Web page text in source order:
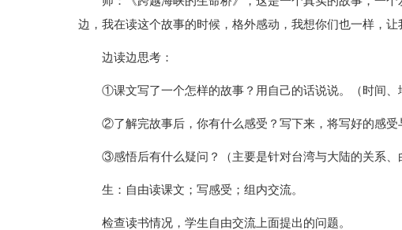
边，我在读这个故事的时候，格外感动，我想你们也一样，让
边读边思考：
①课文写了一个怎样的故事？用自己的话说说。（时间、
②了解完故事后，你有什么感受？写下来，将写好的感受
③感悟后有什么疑问？（主要是针对台湾与大陆的关系、
生：自由读课文；写感受；组内交流。
检查读书情况，学生自由交流上面提出的问题。